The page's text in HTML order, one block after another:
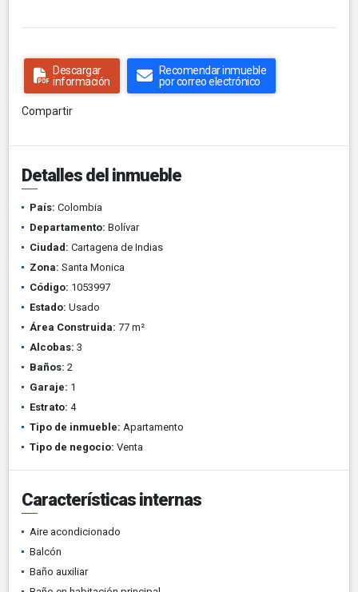
Descargar
información
Recomendar inmueble
por correo electrónico
Compartir
Detalles del inmueble
País: Colombia
Departamento: Bolívar
Ciudad: Cartagena de Indias
Zona: Santa Monica
Código: 1053997
Estado: Usado
Área Construida: 77 m²
Alcobas: 3
Baños: 2
Garaje: 1
Estrato: 4
Tipo de inmueble: Apartamento
Tipo de negocio: Venta
Características internas
Aire acondicionado
Balcón
Baño auxiliar